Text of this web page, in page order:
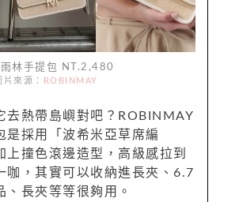
雨林手提包 NT.2,480
片來源： ROBINMAY
去熱帶島嶼對吧？ROBINMAY
是採用「波希米亞草席編
上撞色滾邊造型，高級感拉到
咖，其實可以收納進長夾、6.7
、長夾等等很夠用。